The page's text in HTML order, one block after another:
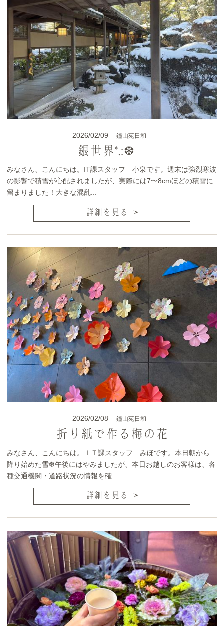
2026/02/09 鐘山苑日和
銀世界*.:❆･ﾟ
みなさん、こんにちは。IT課スタッフ 小泉です。週末は強烈寒波
の影響で積雪が心配されましたが、実際には7〜8cmほどの積雪に
留まりました！大きな混乱...
詳細を見る
2026/02/08 鐘山苑日和
折り紙で作る梅の花
みなさん、こんにちは。ＩＴ課スタッフ みほです。本日朝から
降り始めた雪❆午後にはやみましたが、本日お越しのお客様は、各
種交通機関・道路状況の情報を確...
詳細を見る